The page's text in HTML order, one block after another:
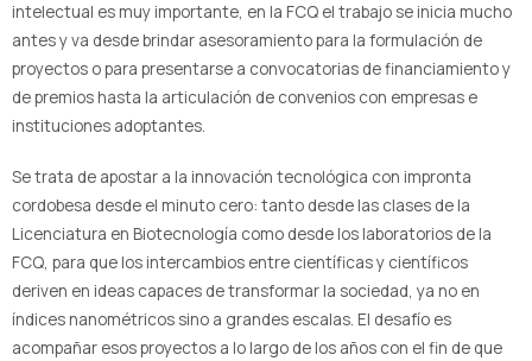
intelectual es muy importante, en la FCQ el trabajo se inicia mucho
antes y va desde brindar asesoramiento para la formulación de
proyectos o para presentarse a convocatorias de financiamiento y
de premios hasta la articulación de convenios con empresas e
instituciones adoptantes.
Se trata de apostar a la innovación tecnológica con impronta
cordobesa desde el minuto cero: tanto desde las clases de la
Licenciatura en Biotecnología como desde los laboratorios de la
FCQ, para que los intercambios entre científicas y científicos
deriven en ideas capaces de transformar la sociedad, ya no en
índices nanométricos sino a grandes escalas. El desafío es
acompañar esos proyectos a lo largo de los años con el fin de que